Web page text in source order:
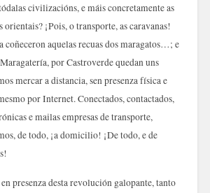
civilizacións, e máis concretamente as
orientais? ¡Pois, o transporte, as caravanas!
coñeceron aquelas recuas dos maragatos…; e
por Castroverde quedan uns
mercar a distancia, sen presenza física e
por Internet. Conectados, contactados,
e mailas empresas de transporte,
de todo, ¡a domicilio! ¡De todo, e de
presenza desta revolución galopante, tanto